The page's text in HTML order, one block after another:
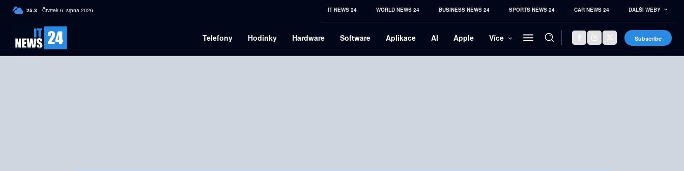
25.3 C Czech
Čtvrtek 6. srpna 2026 IT NEWS 24 WORLD NEWS 24 BUSINESS NEWS 24 SPORTS NEWS 24 CAR NEWS 24 DALŠÍ WEBY
Telefony Hodinky Hardware Software Aplikace AI Apple Více Subscribe